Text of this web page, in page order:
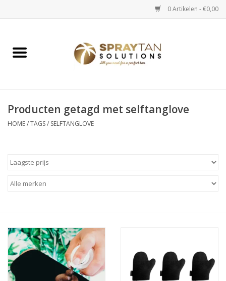
0 Artikelen - €0,00
Home
Spray Tan Starterspakketten
Selftan producten
Onderdelen
Ventilatoren / Afzuiging
Producten getagd met selftanglove
HOME/TAGS/ SELFTANGLOVE